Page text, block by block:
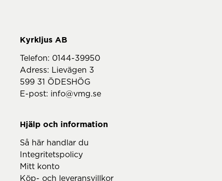
Telefon: 0144-39950
Adress: Lievägen 3
599 31 ÖDESHÖG
E-post: info@vmg.se
Hjälp och information
Så här handlar du
Integritetspolicy
Mitt konto
Köp- och leveransvillkor